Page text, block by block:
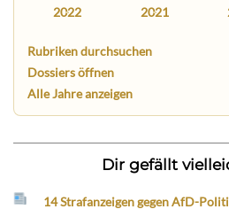
2022 2021
Rubriken durchsuchen
Dossiers öffnen
Alle Jahre anzeigen
Dir gefällt
14 Strafanzeigen gegen AfD-